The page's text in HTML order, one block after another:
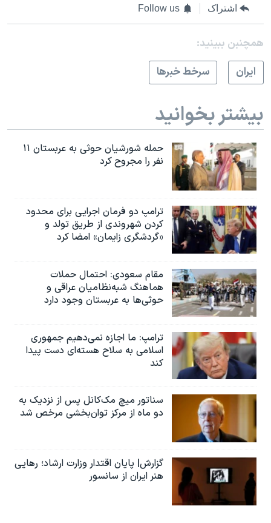
اشتراک Follow us
همچنبن ببینید:
ايران
سرخط خبرها
بیشتر بخوانید
حمله شورشیان حوثی به عربستان ۱۱
نفر را مجروح کرد
ترامپ دو فرمان اجرایی برای محدود
کردن شهروندی از طریق تولد و
«گردشگری زایمان» امضا کرد
مقام سعودی: احتمال حملات
هماهنگ شبه‌نظامیان عراقی و
حوثی‌ها به عربستان وجود دارد
ترامپ: ما اجازه نمی‌دهیم جمهوری
اسلامی به سلاح هسته‌ای دست پیدا
کند
سناتور میچ مک‌کانل پس از نزدیک به
دو ماه از مرکز توان‌بخشی مرخص شد
گزارش| پایان اقتدار وزارت ارشاد؛ رهایی
هنر ایران از سانسور